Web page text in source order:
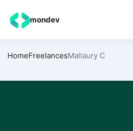
mondev
HomeFreelancesMallaury C